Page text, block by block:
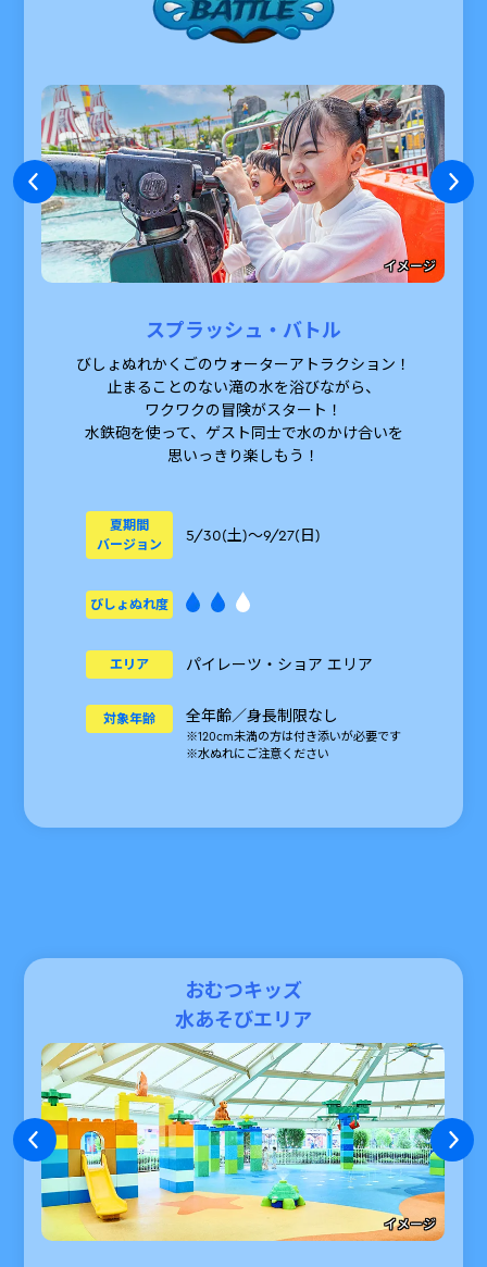
※スキップ･パス スリーパック
入場の際にお客様ごとにリストバンドを
確認いたします。
※2歳以下のお子様は、スキップ・パス
をお持ちのお客様に同伴してご入場いた
だけます。
※混雑時には、次の回をご案内させてい
ただく場合があります。
※バースデー・パーク・パッケージ付属
※スキップ・パスの1日の販売数には限
りがあるため、無くなり次第販売は終了
いたします。
※対象商品1点の購入につき、入場確約
権は複数購入できます。
イメージ
スプラッシュ・バトル
びしょぬれかくごのウォーターアトラクション！
止まることのない滝の水を浴びながら、
ワクワクの冒険がスタート！
水鉄砲を使って、ゲスト同士で水のかけ合いを
思いっきり楽しもう！
夏期間
バージョン
5/30(土)～9/27(日)
びしょぬれ度
エリア パイレーツ・ショア エリア
対象年齢 全年齢／身長制限なし
※120cm未満の方は付き添いが必要です
※水ぬれにご注意ください
おむつキッズ
水あそびエリア
イメージ